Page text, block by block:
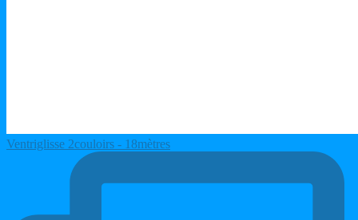
Ventriglisse 2couloirs - 18mètres